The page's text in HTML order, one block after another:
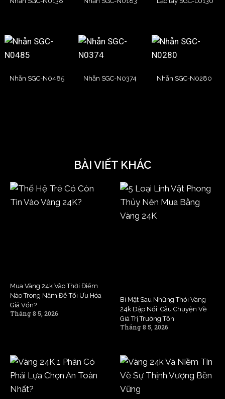
Nhẫn SGC-N0485 Nhẫn SGC-N0374 Nhẫn SGC-N0280
BÀI VIẾT KHÁC
Mua Vàng 24k Vào Thời Điểm
Nào Trong Năm Để Tối Ưu Hóa
Giá Vốn?
Tháng 8 5, 2026
Bí Mật Sau Những Thỏi Vàng
24k Dập Nổi: Câu Chuyện Về
Giá Trị Trường Tồn
Tháng 8 5, 2026